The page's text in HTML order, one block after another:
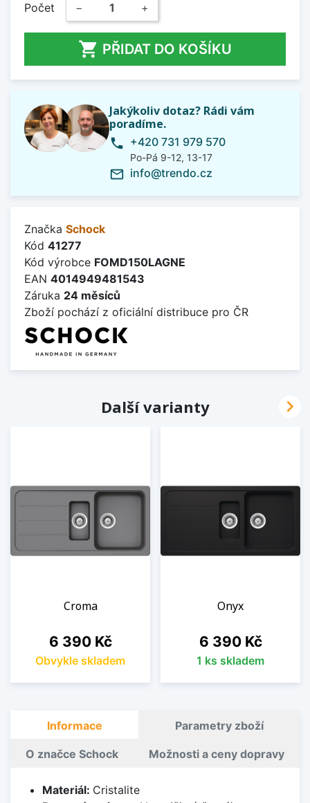
Počet − +
 PŘIDAT DO KOŠÍKU
Jakýkoliv dotaz? Rádi vám
poradíme.
phone +420 731 979 570
Po-Pá 9-12, 13-17
mail_outline info@trendo.cz
Značka Schock
Kód 41277
Kód výrobce FOMD150LAGNE
EAN 4014949481543
Záruka 24 měsíců
Zboží pochází z oficiální distribuce pro ČR
Další varianty
Croma
Cena
6 390 Kč
Obvykle skladem
Onyx
Cena
6 390 Kč
1 ks skladem

Informace Parametry zboží
O značce Schock Možnosti a ceny dopravy
Materiál: Cristalite